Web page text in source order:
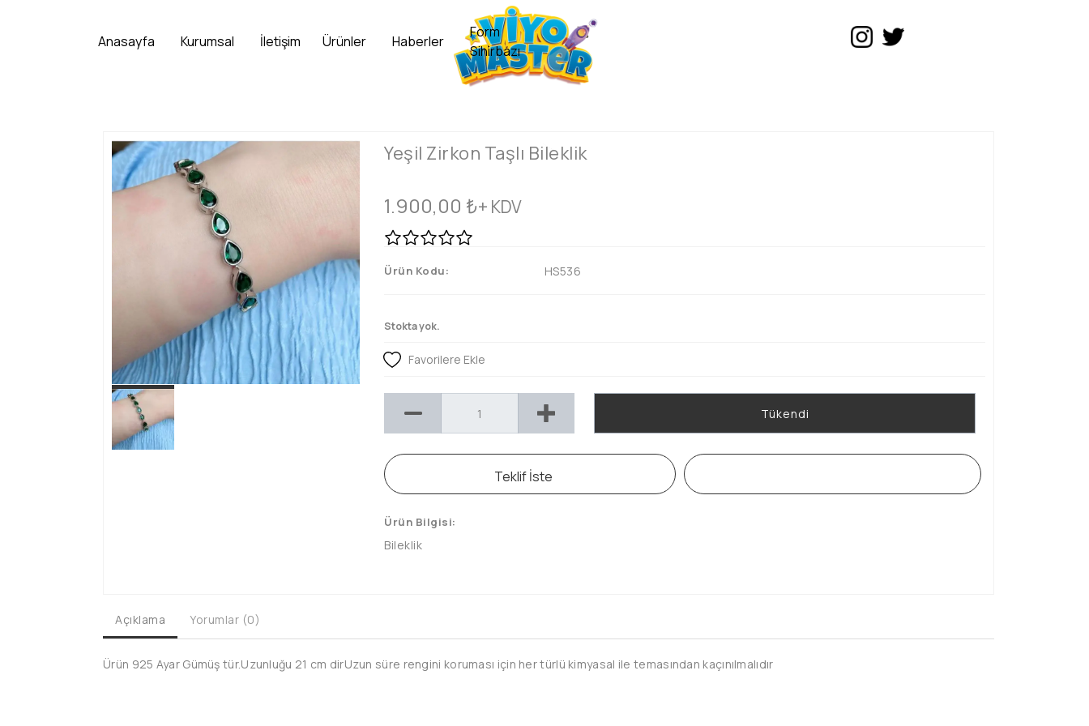
Yeşil Zirkon Taşlı Bileklik
1.900,00 ₺+ KDV
Ürün Kodu: HS536
Stokta yok.
Favorilere Ekle
Tükendi
Teklif İste
Ürün Bilgisi:
Bileklik
Açıklama Yorumlar (0)
Ürün 925 Ayar Gümüş tür.Uzunluğu 21 cm dirUzun süre rengini koruması için her türlü kimyasal ile temasından kaçınılmalıdır
Anasayfa Kurumsal İletişim Ürünler Haberler
Form
Sihirbazı